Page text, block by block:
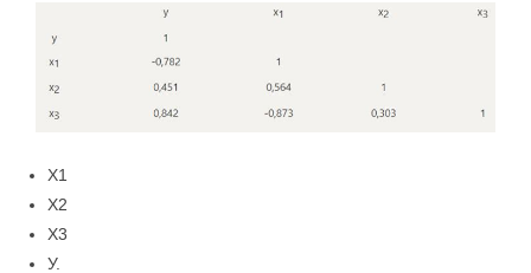
Х1
Х2
Х3
У.